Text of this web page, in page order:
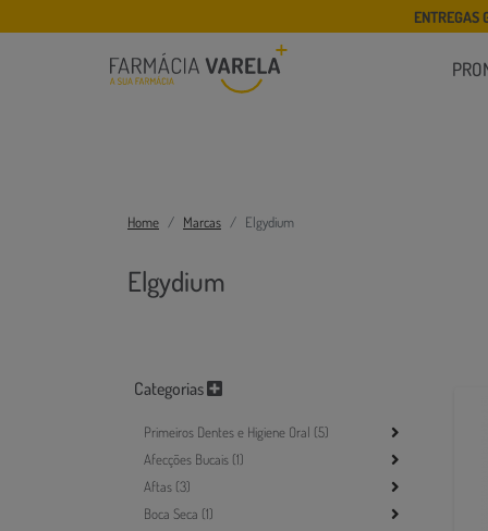
ENTREGAS
Home Marcas Elgydium
Elgydium
Categorias
Primeiros Dentes e Higiene Oral (5)
Afecções Bucais (1)
Aftas (3)
Boca Seca (1)